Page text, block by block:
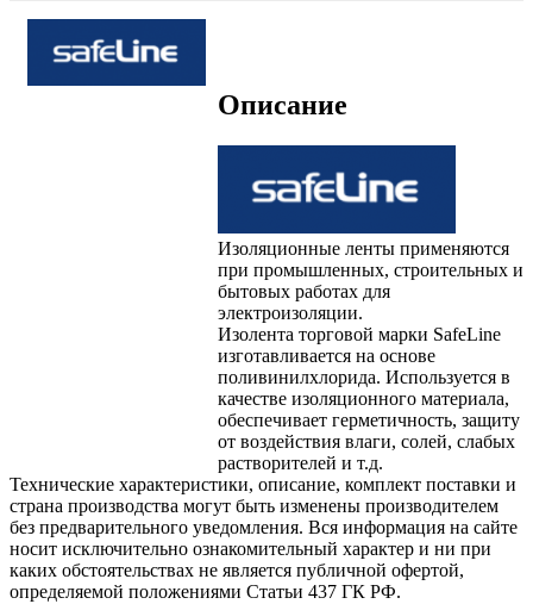
Описание
Изоляционные ленты применяются
при промышленных, строительных и
бытовых работах для
электроизоляции.
Изолента торговой марки SafeLine
изготавливается на основе
поливинилхлорида. Используется в
качестве изоляционного материала,
обеспечивает герметичность, защиту
от воздействия влаги, солей, слабых
растворителей и т.д.
Технические характеристики, описание, комплект поставки и
страна производства могут быть изменены производителем
без предварительного уведомления. Вся информация на сайте
носит исключительно ознакомительный характер и ни при
каких обстоятельствах не является публичной офертой,
определяемой положениями Статьи 437 ГК РФ.